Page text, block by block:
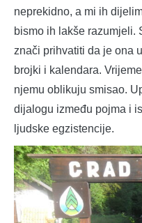
neprekidno, a mi ih
bismo ih lakše razumjeli.
znači prihvatiti da je ona
brojki i kalendara.
njemu oblikuju smisao.
dijalogu između pojma i
ljudske egzistencije.